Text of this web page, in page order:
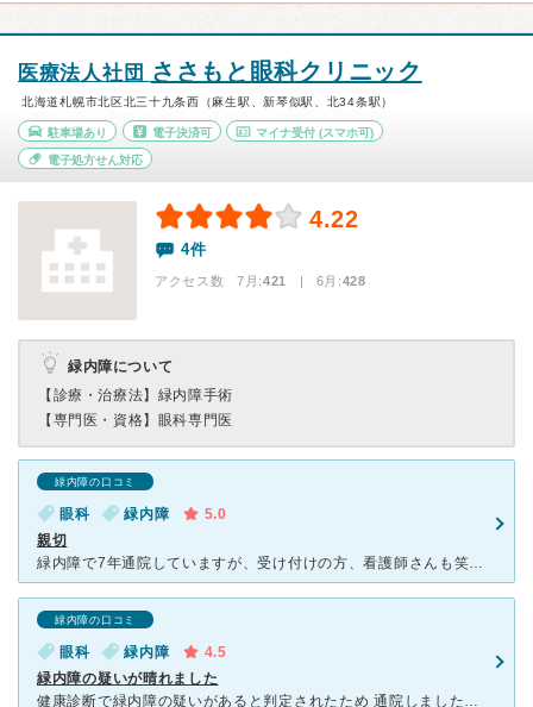
医療法人社団 ささもと眼科クリニック
北海道札幌市北区北三十九条西（麻生駅、新琴似駅、北34条駅）
駐車場あり 電子決済可 マイナ受付 (スマホ可)
電子処方せん対応
4.22
4件
アクセス数 7月:421 | 6月:428
緑内障について
【診療・治療法】 緑内障手術
【専門医・資格】 眼科専門医
緑内障の口コミ
眼科 緑内障
5.0
親切
緑内障で7年通院していますが、受け付けの方、看護師さんも笑顔で優しい方々です。院内も清潔感があります。 ２回に一回は眼圧、視野等の検査もしてくれて検査中も不安なく受けられます。先生は二人交代で診察で
緑内障の口コミ
眼科 緑内障
4.5
緑内障の疑いが晴れました
健康診断で緑内障の疑いがあると判定されたため 通院しました。 朝、早い時間に行ったのですが、かなりの方が順番を 待っていました。 とても患者さんの多い病院と思いました。 待ち時間